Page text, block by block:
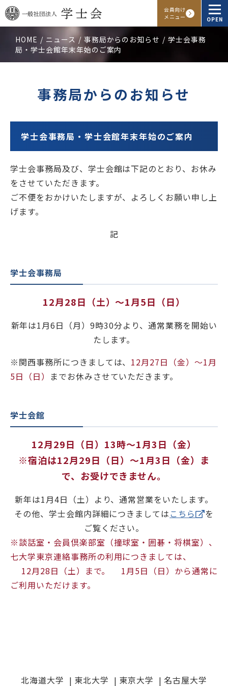
会員向け
メニュー
OPEN
学士会概要
会員向けサービス
アクセス よくある質問 お問い合わせ
背景色変更
HOME ニュース 事務局からのお知らせ
学士会事務
局・学士会館年末年始のご案内
事務局からのお知らせ
学士会事務局・学士会館年末年始のご案内
学士会事務局及び、学士会館は下記のとおり、お休み
をさせていただきます。
ご不便をおかけいたしますが、よろしくお願い申し上
げます。
記
学士会事務局
12月28日（土）～1月5日（日）
新年は1月6日（月）9時30分より、通常業務を開始い
たします。
※関西事務所につきましては、 12月27日（金）～1月
5日（日）
までお休みさせていただきます。
学士会館
12月29日（日）13時～1月3日（金）
※宿泊は12月29日（日）～1月3日（金）ま
で、お受けできません。
新年は1月4日（土）より、通常営業をいたします。
その他、学士会館内詳細につきましては こちら
を
ご覧ください。
※談話室・会員倶楽部室（撞球室・囲碁・将棋室）、
七大学東京連絡事務所の利用につきましては、
12月28日（土）まで。 1月5日（日）から通常に
ご利用いただけます。
北海道大学 東北大学 東京大学 名古屋大学